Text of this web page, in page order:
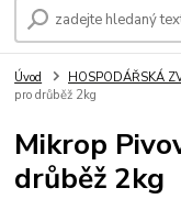
Úvod HOSPODÁŘSKÁ
pro drůběž 2kg
Mikrop
drůběž 2kg